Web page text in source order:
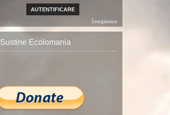
Înregistrare
Sustine Ecolomania